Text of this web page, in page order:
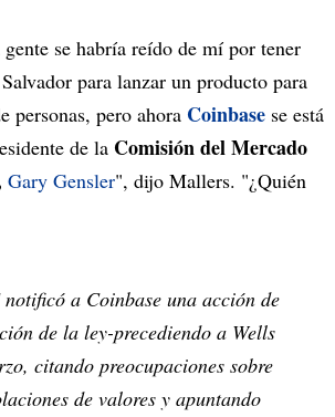
se habría reído de mí por tener
para lanzar un producto para
personas, pero ahora Coinbase se está
de la Comisión del Mercado
Gary Gensler", dijo Mallers. "¿Quién
notificó a Coinbase una acción de
de la ley-precediendo a Wells
citando preocupaciones sobre
de valores y apuntando